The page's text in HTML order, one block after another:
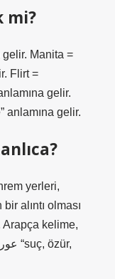
mi?
gelir. Manita =
Flirt =
gelir.
anlamına gelir.
alıntı olması
kelime,